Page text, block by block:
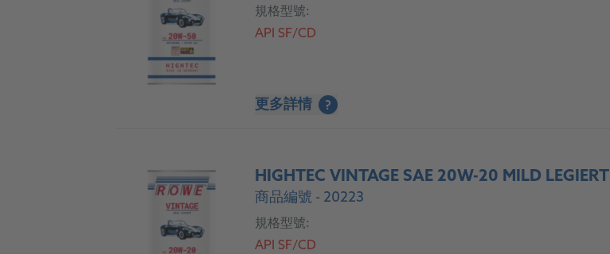
規格型號:
API SF/CD
更多詳情 ?
HIGHTEC VINTAGE SAE 20W-20 MILD LEGIERT
商品編號 - 20223
規格型號:
API SF/CD